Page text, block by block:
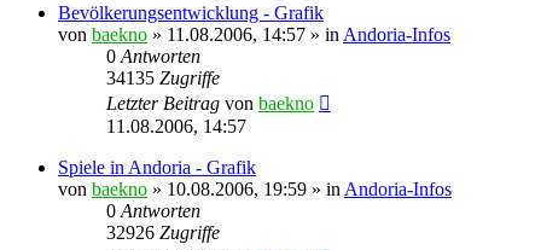
Bevölkerungsentwicklung - Grafik
von baekno » 11.08.2006, 14:57 » in Andoria-Infos
0 Antworten
34135 Zugriffe
Letzter Beitrag von baekno
11.08.2006, 14:57
Spiele in Andoria - Grafik
von baekno » 10.08.2006, 19:59 » in Andoria-Infos
0 Antworten
32926 Zugriffe